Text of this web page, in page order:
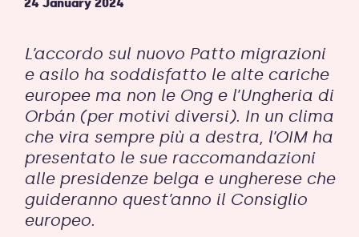
24 January 2024
L’accordo sul nuovo Patto migrazioni
e asilo ha soddisfatto le alte cariche
europee ma non le Ong e l’Ungheria di
Orbán (per motivi diversi). In un clima
che vira sempre più a destra, l’OIM ha
presentato le sue raccomandazioni
alle presidenze belga e ungherese che
guideranno quest’anno il Consiglio
europeo.